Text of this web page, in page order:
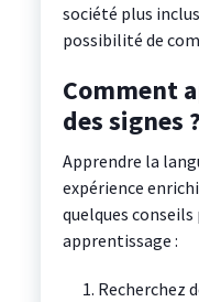
société plus
possibilité de
Comment
des signes ?
Apprendre la
expérience
quelques
apprentissage :
Recherchez